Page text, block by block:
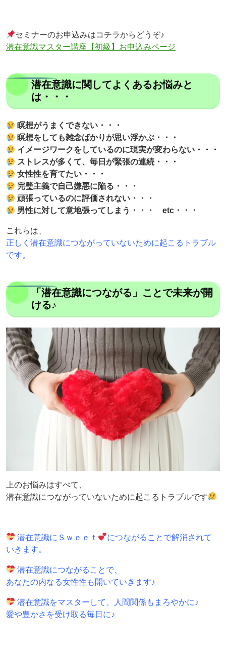
セミナーのお申込みはコチラからどうぞ♪
潜在意識マスター講座【初級】お申込みページ
潜在意識に関してよくあるお悩みと
は・・・
瞑想がうまくできない・・・
瞑想をしても雑念ばかりが思い浮かぶ・・・
イメージワークをしているのに現実が変わらない・・・
ストレスが多くて、毎日が緊張の連続・・・
女性性を育てたい・・・
完璧主義で自己嫌悪に陥る・・・
頑張っているのに評価されない・・・
男性に対して意地張ってしまう・・・ etc・・・
これらは、
正しく潜在意識につながっていないために起こるトラブル
です。
「潜在意識につながる」ことで未来が開
ける♪
上のお悩みはすべて、
潜在意識につながっていないために起こるトラブルです
潜在意識にＳｗｅｅｔ
につながることで解消されて
いきます。
潜在意識につながることで、
あなたの内なる女性性も開いていきます♪
潜在意識をマスターして、人間関係もまろやかに♪
愛や豊かさを受け取る毎日に♪